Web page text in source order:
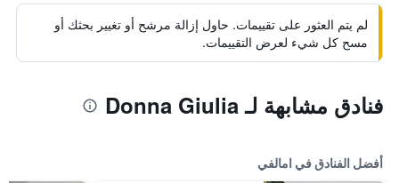
لم يتم العثور على تقييمات. حاول إزالة مرشح أو تغيير بحثك أو
مسح كل شيء لعرض التقييمات.
فنادق مشابهة لـ Donna Giulia
أفضل الفنادق في امالفي